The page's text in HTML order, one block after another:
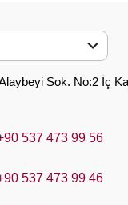
Sok. No:2 İç
537 473 99 56
537 473 99 46